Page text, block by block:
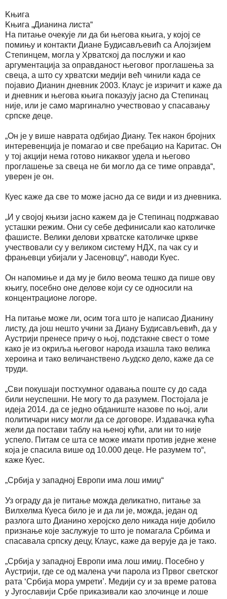
Kњигa
Kњигa „Дианина листа“
На питање очекује ли да би његова књига, у којој се
помињу и контакти Диане Будисављевић са Алојзијем
Степинцем, могла у Хрватској да послужи и као
аргументација за оправданост његовог проглашења за
свеца, а што су хрватски медији већ чинили када се
појавио Дианин дневник 2003. Клаус је изричит и каже да
и дневник и његова књига показују јасно да Степинац
није, или је само маргинално учествовао у спасавању
српске деце.
„Он је у више наврата одбијао Диану. Тек након бројних
интеревенција је помагао и све пребацио на Каритас. Он
у тој акцији нема готово никаквог удела и његово
проглашење за свеца не би могло да се тиме оправда“,
уверен је он.
Куес каже да све то може јасно да се види и из дневника.
„И у својој књизи јасно кажем да је Степинац подржавао
усташки режим. Они су себе дефинисали као католичке
фашисте. Велики делови хрватске католичке цркве
учествовали су у великом систему НДХ, па чак су и
фрањевци убијали у Јасеновцу“, наводи Куес.
Он напомиње и да му је било веома тешко да пише ову
књигу, посебно оне делове који су се односили на
концентрационе логоре.
На питање може ли, осим тога што је написао Дианину
листу, да још нешто учини за Диану Будисављевић, да у
Аустрији пренесе причу о њој, подстакне свест о томе
како је из окриља његовог народа изашла тако велика
хероина и тако величанствено људско дело, каже да се
труди.
„Сви покушаји постхумног одавања поште су до сада
били неуспешни. Не могу то да разумем. Постојала је
идеја 2014. да се једно обданиште назове по њој, али
политичари нису могли да се договоре. Издавачка кућа
жели да постави таблу на њеној кући, али ни то није
успело. Питам се шта се може имати против једне жене
која је спасила више од 10.000 деце. Не разумем то“,
каже Куес.
„Србија у западној Европи има лош имиџ“
Уз ограду да је питање можда деликатно, питање за
Вилхелма Куеса било је и да ли је, можда, један од
разлога што Дианино херојско дело никада није добило
признање које заслужује то што је помагала Србима и
спасавала српску децу, Клаус, каже да верује да је тако.
„Србија у западној Европи има лош имиџ. Посебно у
Аустрији, где се од малена учи парола из Првог светског
рата ‘Србија мора умрети’. Медији су и за време ратова
у Југославији Србе приказивали као злочинце и лоше